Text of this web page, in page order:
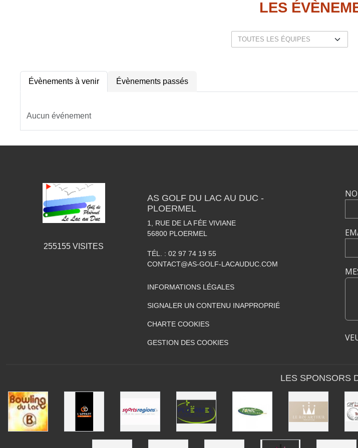
LES
Évènements à venir Évènements passés
Aucun événement
255155 VISITES
AS GOLF DU LAC AU DUC -
PLOERMEL
1, RUE DE LA FÉE VIVIANE
56800 PLOERMEL
TÉL. : 02 97 74 19 55
CONTACT@AS-GOLF-LACAUDUC.COM
INFORMATIONS LÉGALES
SIGNALER UN CONTENU INAPPROPRIÉ
CHARTE COOKIES
GESTION DES COOKIES
LES SPONSORS